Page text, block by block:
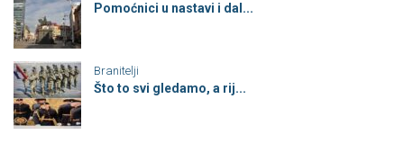
Pomoćnici u nastavi i dal...
Branitelji
Što to svi gledamo, a rij...